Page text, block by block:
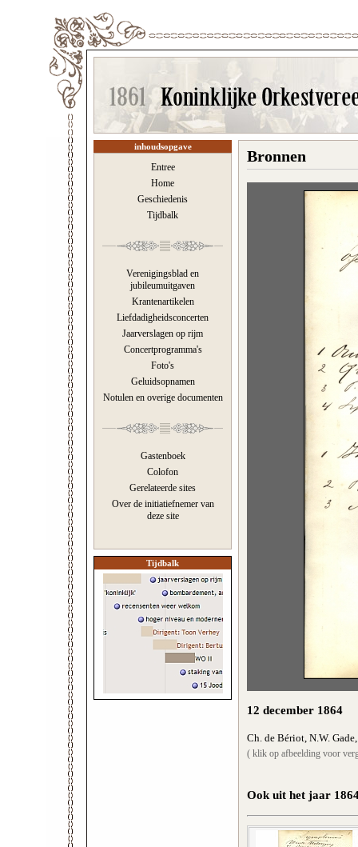
inhoudsopgave
Entree
Home
Geschiedenis
Tijdbalk
Verenigingsblad en
jubileumuitgaven
Krantenartikelen
Liefdadigheidsconcerten
Jaarverslagen op rijm
Concertprogramma's
Foto's
Geluidsopnamen
Notulen en overige documenten
Gastenboek
Colofon
Gerelateerde sites
Over de initiatiefnemer van
deze site
Tijdbalk
Bronnen
12 december 1864
Ch. de Bériot, N.W.
( klik op afbeelding voor
Ook uit het jaar